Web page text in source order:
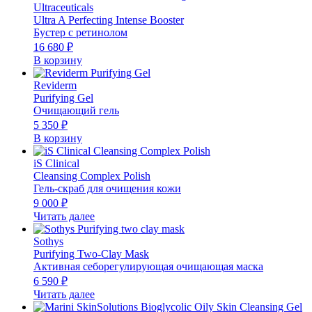
Ultraceuticals
Ultra A Perfecting Intense Booster
Бустер с ретинолом
16 680 ₽
В корзину
Reviderm
Purifying Gel
Очищающий гель
5 350 ₽
В корзину
iS Clinical
Cleansing Complex Polish
Гель-скраб для очищения кожи
9 000 ₽
Читать далее
Sothys
Purifying Two-Clay Mask
Активная себорегулирующая очищающая маска
6 590 ₽
Читать далее